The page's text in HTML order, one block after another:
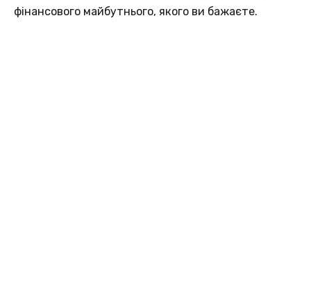
фінансового майбутнього, якого ви бажаєте.